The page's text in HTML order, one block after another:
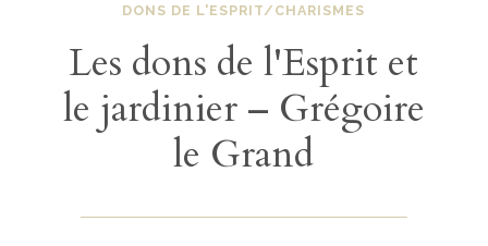
DONS DE L'ESPRIT/CHARISMES
Les dons de l'Esprit et
le jardinier – Grégoire
le Grand